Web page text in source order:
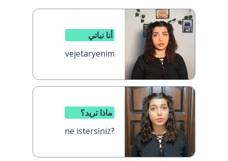
أنا نباتي
vejetaryenim
ماذا تريد؟
ne istersiniz?